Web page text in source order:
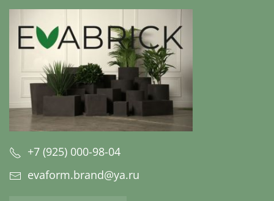
+7 (925) 000-98-04
evaform.brand@ya.ru